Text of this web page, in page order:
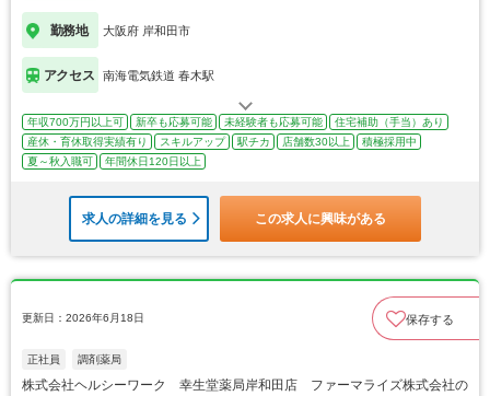
勤務地 大阪府 岸和田市
アクセス 南海電気鉄道 春木駅
年収700万円以上可 新卒も応募可能 未経験者も応募可能
住宅補助（手当）あり
産休・育休取得実績有り
スキルアップ 駅チカ 店舗数30以上
積極採用中
夏～秋入職可
年間休日120日以上
求人の詳細を見る この求人に興味がある
更新日：2026年6月18日 保存する
正社員 調剤薬局
株式会社ヘルシーワーク 幸生堂薬局岸和田店 ファーマライズ株式会社の